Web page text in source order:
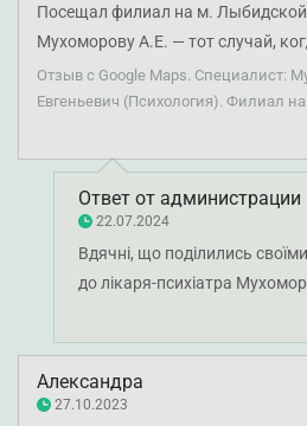
Посещал филиал на м.
Мухоморову А.Е. — тот случай,
консультации и чувствуешь себя
медикаментозное лечение.
Отзыв с Google Maps. Специалист:
Евгеньевич (Психология). Филиал
Ответ от администрации
22.07.2024
Вдячні, що поділились
до лікаря-психіатра
Александра
27.10.2023